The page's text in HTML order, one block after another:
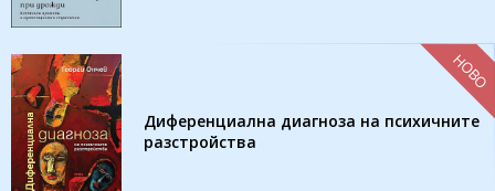
Диференциална диагноза на психичните
разстройства
НОВО